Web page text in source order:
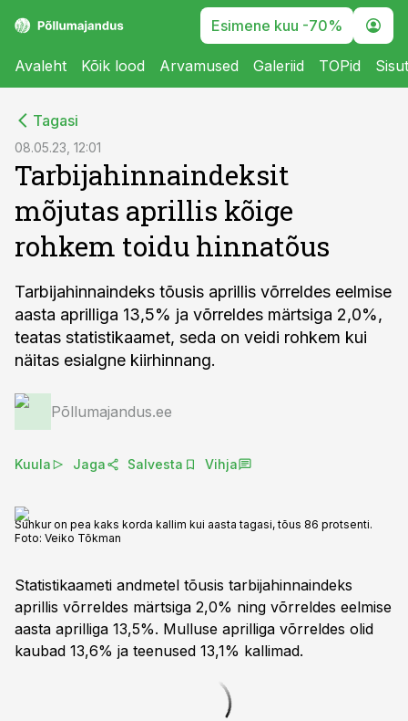
Esimene kuu -70%
Avaleht Kõik lood Arvamused Galeriid TOPid
Tagasi
08.05.23, 12:01
Tarbijahinnaindeksit
mõjutas aprillis kõige
rohkem toidu hinnatõus
Tarbijahinnaindeks tõusis aprillis võrreldes eelmise
aasta aprilliga 13,5% ja võrreldes märtsiga 2,0%,
teatas statistikaamet, seda on veidi rohkem kui
näitas esialgne kiirhinnang.
Põllumajandus.ee
Kuula Jaga Salvesta Vihja
Suhkur on pea kaks korda kallim kui aasta tagasi, tõus 86 protsenti.
Foto: Veiko Tõkman
Statistikaameti andmetel tõusis tarbijahinnaindeks
aprillis võrreldes märtsiga 2,0% ning võrreldes eelmise
aasta aprilliga 13,5%. Mulluse aprilliga võrreldes olid
kaubad 13,6% ja teenused 13,1% kallimad.